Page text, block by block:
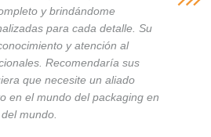
y brindándome
para cada detalle. Su
y atención al
Recomendaría sus
que necesite un aliado
en el mundo del packaging en
mundo.